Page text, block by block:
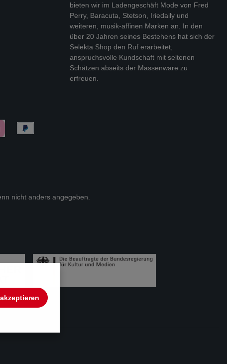
bieten wir im Ladengeschäft Mode von Fred
Perry, Baracuta, Stetson, Iriedaily und
weiteren, musik-affinen Marken an. In den
über 20 Jahren seines Bestehens hat sich der
Selekta Shop den Ruf erarbeitet,
anspruchsvolle Kundschaft mit seltenen
Schätzen abseits der Massenware zu
erfreuen.
nicht anders angegeben.